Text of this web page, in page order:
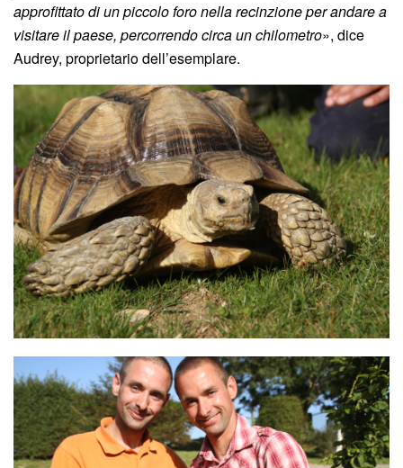
approfittato di un piccolo foro nella recinzione per andare a
visitare il paese, percorrendo circa un chilometro», dice
Audrey, proprietario dell’esemplare.